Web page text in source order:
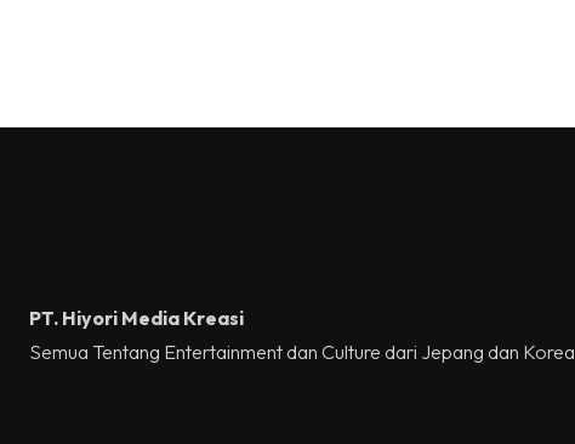
PT. Hiyori Media Kreasi
Semua Tentang Entertainment dan Culture dari Jepang dan Korea